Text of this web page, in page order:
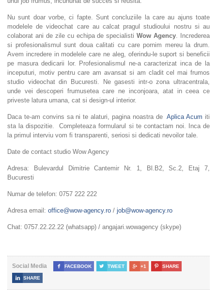
Nu sunt doar vorbe, ci fapte. Sunt concluziile la care au ajuns toate
modelele de videochat care au calcat pragul studioului nostru si au
colaborat ani de zile cu echipa de specialistiWow Agency. Increderea
si profesionalismul sunt doua calitati cu care pornim mereu la drum.
Avem incredere in modelele care ne aleg, oferindu-le suport si beneficii
pe masura dedicarii lor. Profesionalismul ne-a caracterizat inca de la
inceputuri, motiv pentru care am avansat si am cladit cel mai frumos
studio videochat din Bucuresti. Ne gasesti intr-o zona ultracentrala,
unde vei descoperi frumusetea care ne inconjoara, atat in ceea ce
priveste latura umana, cat si design-ul interior.
Daca te-am convins sa ni te alaturi, pagina noastra deAplica Acum iti
sta la dispozitie. Completeaza formularul si te contactam noi. Inca de
la primul interviu vom fi transparenti, seriosi si dedicati nevoilor tale.
Date de contact studio Wow Agency
Adresa: Bulevardul Dimitrie Cantemir Nr. 1, Bl.B2, Sc.2, Etaj 7,
Bucuresti
Numar de telefon: 0757 222 222
Adresa email: office@wow-agency.ro / job@wow-agency.ro
Chat: 0757.22.22.22 (whatsapp) / angajari.wowagency (skype)
Social Media  FACEBOOK  TWEET  +1  SHARE
 SHARE